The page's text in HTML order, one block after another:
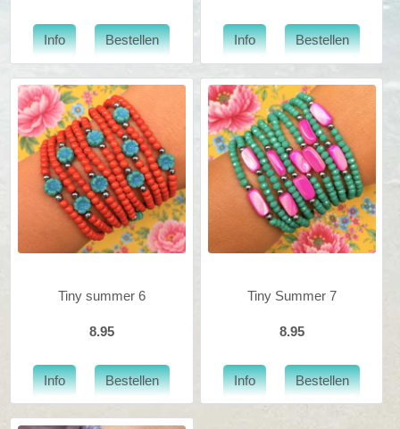
Tiny summer 6
8.95
Tiny Summer 7
8.95